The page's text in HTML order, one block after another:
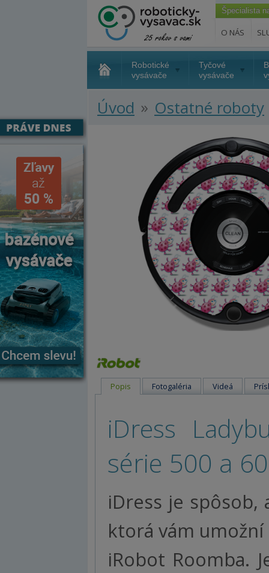
Špecialista
O NÁS
Robotické
vysávače
Tyčové
vysávače
Úvod » Ostatné roboty
Popis Fotogaléria Videá
iDress
série 500 a
iDress je spôsob,
ktorá vám
iRobot Roomba.